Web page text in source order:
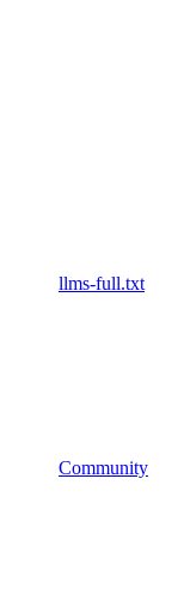
llms-full.txt
Community